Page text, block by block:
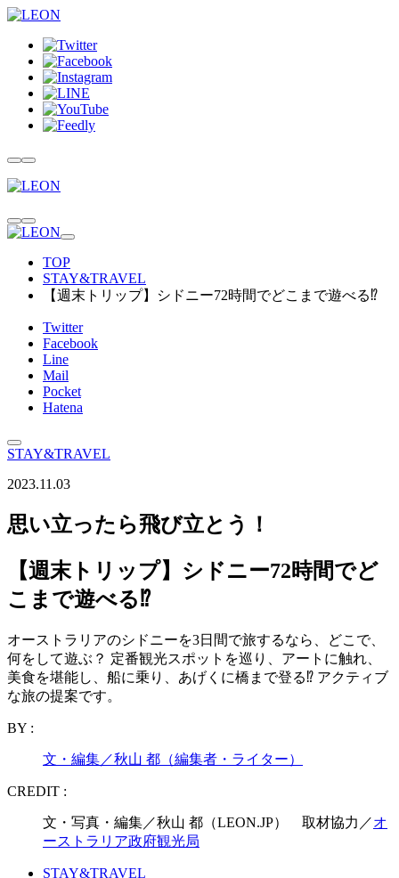
TOP
STAY&TRAVEL
【週末トリップ】シドニー72時間でどこまで遊べる⁉
Twitter
Facebook
Line
Mail
Pocket
Hatena
STAY&TRAVEL
2023.11.03
思い立ったら飛び立とう！
【週末トリップ】シドニー72時間でど
こまで遊べる⁉
オーストラリアのシドニーを3日間で旅するなら、どこで、
何をして遊ぶ？ 定番観光スポットを巡り、アートに触れ、
美食を堪能し、船に乗り、あげくに橋まで登る⁉ アクティブ
な旅の提案です。
BY :
文・編集／秋山 都（編集者・ライター）
CREDIT :
文・写真・編集／秋山 都（LEON.JP） 取材協力／オ
ーストラリア政府観光局
STAY&TRAVEL